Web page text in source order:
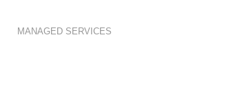
MANAGED SERVICES